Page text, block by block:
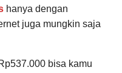
hanya dengan
juga mungkin saja
bisa kamu